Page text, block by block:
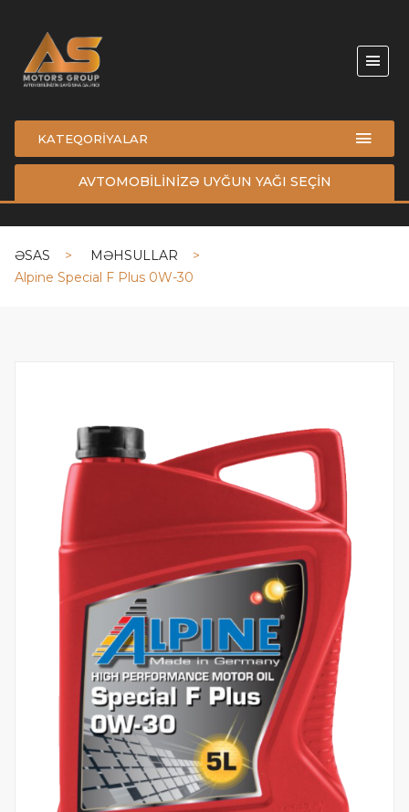
KATEQORİYALAR
AVTOMOBİLİNİZƏ UYĞUN YAĞI SEÇİN
ƏSAS
MƏHSULLAR
Alpine Special F Plus 0W-30